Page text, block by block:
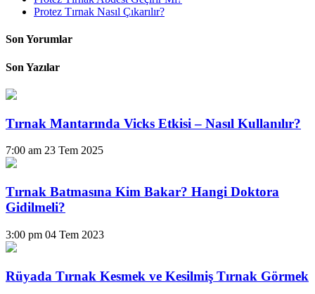
Protez Tırnak Nasıl Çıkarılır?
Son Yorumlar
Son Yazılar
Tırnak Mantarında Vicks Etkisi – Nasıl Kullanılır?
7:00 am 23 Tem 2025
Tırnak Batmasına Kim Bakar? Hangi Doktora
Gidilmeli?
3:00 pm 04 Tem 2023
Rüyada Tırnak Kesmek ve Kesilmiş Tırnak Görmek